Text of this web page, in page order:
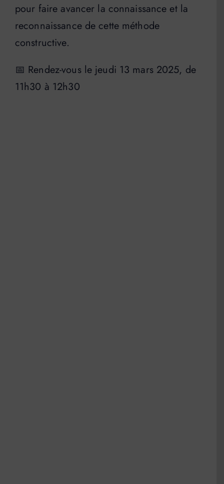
pour faire avancer la connaissance et la
reconnaissance de cette méthode
constructive.
📅 Rendez-vous le jeudi 13 mars 2025, de
11h30 à 12h30